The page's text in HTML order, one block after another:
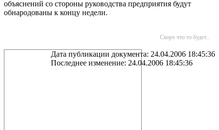
объяснений со стороны руководства предприятия будут
обнародованы к концу недели.
Скоро что то будет...
Дата публикации документа: 24.04.2006 18:45:36
Последнее изменение: 24.04.2006 18:45:36